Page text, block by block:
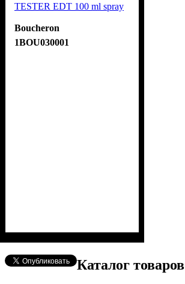
TESTER EDT 100 ml spray
Boucheron
1BOU030001
Каталог товаров